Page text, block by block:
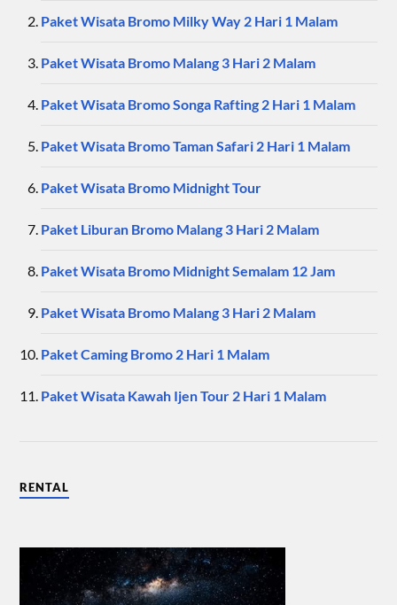
Paket Wisata Bromo Milky Way 2 Hari 1 Malam
Paket Wisata Bromo Malang 3 Hari 2 Malam
Paket Wisata Bromo Songa Rafting 2 Hari 1 Malam
Paket Wisata Bromo Taman Safari 2 Hari 1 Malam
Paket Wisata Bromo Midnight Tour
Paket Liburan Bromo Malang 3 Hari 2 Malam
Paket Wisata Bromo Midnight Semalam 12 Jam
Paket Wisata Bromo Malang 3 Hari 2 Malam
Paket Caming Bromo 2 Hari 1 Malam
Paket Wisata Kawah Ijen Tour 2 Hari 1 Malam
RENTAL